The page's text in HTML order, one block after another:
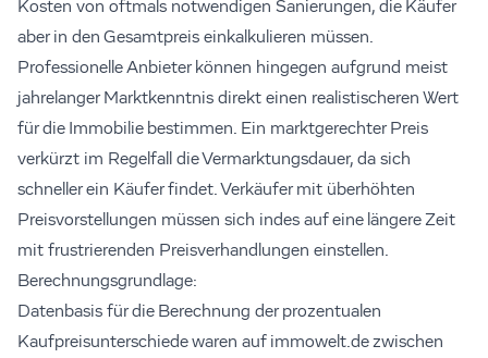
Kosten von oftmals notwendigen Sanierungen, die Käufer
aber in den Gesamtpreis einkalkulieren müssen.
Professionelle Anbieter können hingegen aufgrund meist
jahrelanger Marktkenntnis direkt einen realistischeren Wert
für die Immobilie bestimmen. Ein marktgerechter Preis
verkürzt im Regelfall die Vermarktungsdauer, da sich
schneller ein Käufer findet. Verkäufer mit überhöhten
Preisvorstellungen müssen sich indes auf eine längere Zeit
mit frustrierenden Preisverhandlungen einstellen.
Berechnungsgrundlage:
Datenbasis für die Berechnung der prozentualen
Kaufpreisunterschiede waren auf immowelt.de zwischen